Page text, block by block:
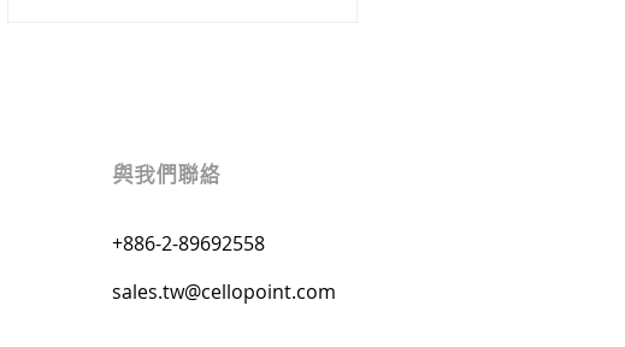
與我們聯絡
+886-2-89692558
sales.tw@cellopoint.com